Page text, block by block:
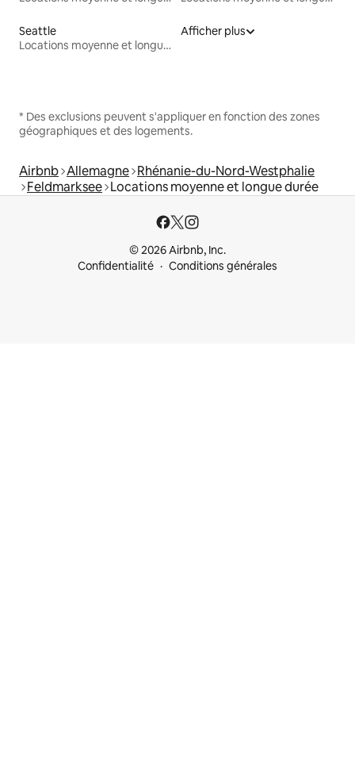
Seattle
Locations moyenne et longue durée
Afficher plus
* Des exclusions peuvent s'appliquer en fonction des zones
géographiques et des logements.
Airbnb Allemagne Rhénanie-du-Nord-Westphalie
Feldmarksee Locations moyenne et longue durée
© 2026 Airbnb, Inc.
Confidentialité
Conditions générales